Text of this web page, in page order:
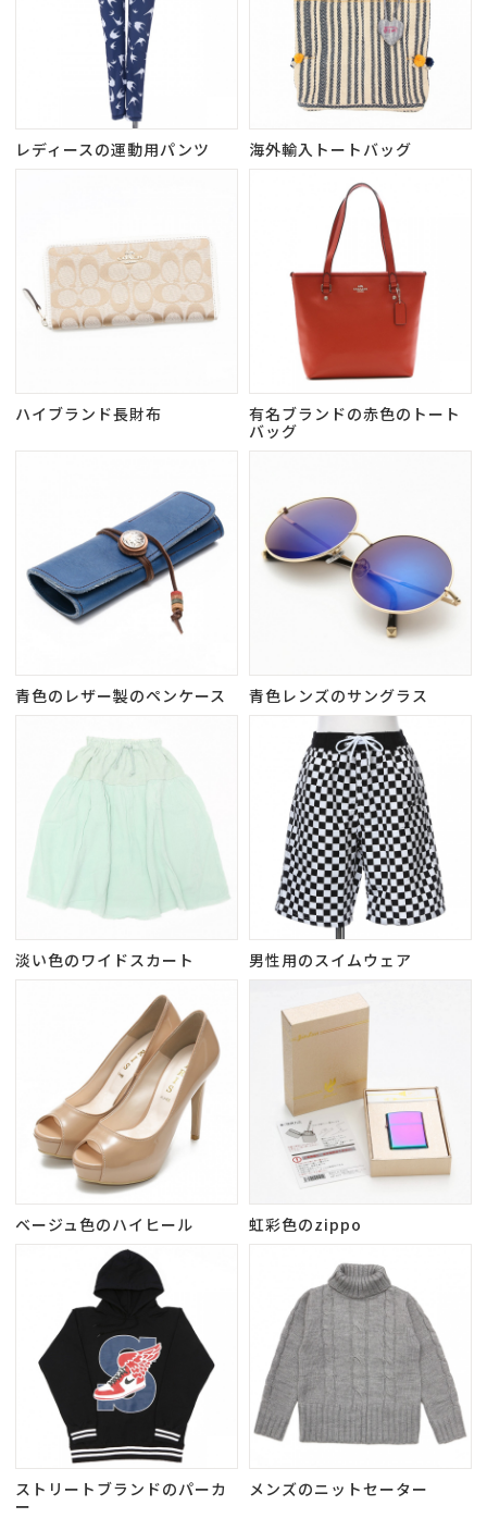
レディースの運動用パンツ 海外輸入トートバッグ
ハイブランド長財布
有名ブランドの赤色のトート
バッグ
青色のレザー製のペンケース 青色レンズのサングラス
淡い色のワイドスカート 男性用のスイムウェア
ベージュ色のハイヒール 虹彩色のzippo
ストリートブランドのパーカ
ー
メンズのニットセーター